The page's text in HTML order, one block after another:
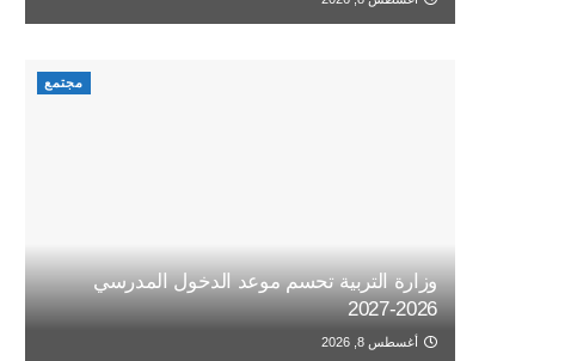
مجتمع
وزارة التربية تحسم موعد الدخول المدرسي
2026-2027
أغسطس 8, 2026